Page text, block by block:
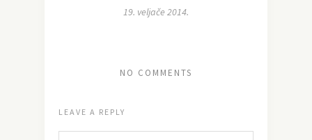
19. veljače 2014.
NO COMMENTS
LEAVE A REPLY